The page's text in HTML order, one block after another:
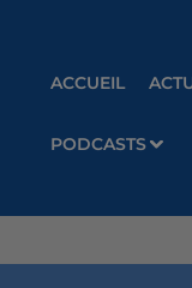
ACCUEIL
PODCASTS